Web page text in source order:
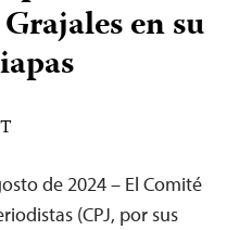
en su
de 2024 – El Comité
(CPJ, por sus